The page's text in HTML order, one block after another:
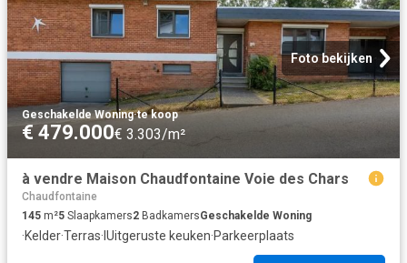
Foto bekijken
Geschakelde Woning·te koop
€ 479.000€ 3.303/m²
à vendre Maison Chaudfontaine Voie des Chars
Chaudfontaine
145 m²5 Slaapkamers2 BadkamersGeschakelde Woning
·Kelder·Terras· IUitgeruste keuken·Parkeerplaats